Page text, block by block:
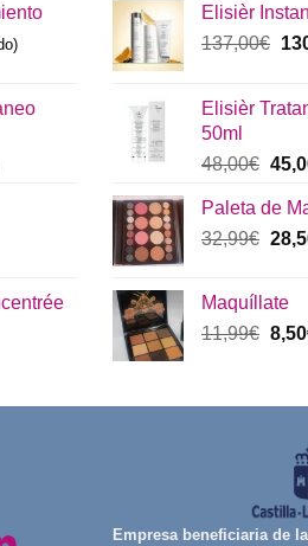
Elisièr
137,00€ El
Elisièr
50ml
48,00€ El
era:
Paleta de
32,99€ El
era:
Maquíllate
11,99€ El
era:
8,50
Empresa beneficiaria de